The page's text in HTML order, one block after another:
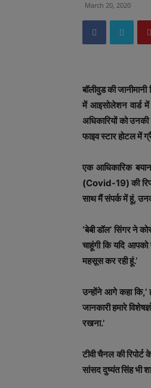
March 20, 2020
बॉलीवुड की
में आइसोलेशन वार्ड
अधिकारियों को
फाइव स्‍टार होटल में
एक आधिकारिक
(Covid-19) की
साथ मैं संपर्क में हूं,
‘बेबी डॉल’ सिंगर ने
चाहूंगी कि यदि
महसूस कर रही हूं.’
उन्‍होंने आगे कहा कि,’
जानकारी हमारे
रखना.’
टीवी चैनल की
सांसद दुष्यंत सिंह भी